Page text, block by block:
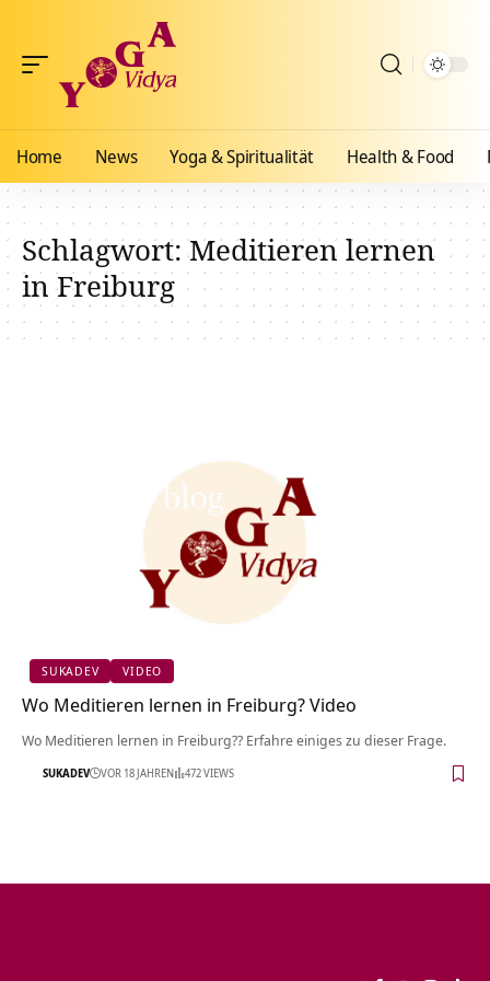
Home News Yoga & Spiritualität Health & Food
Schlagwort:Meditieren lernen
in Freiburg
SUKADEV VIDEO
Wo Meditieren lernen in Freiburg? Video
Wo Meditieren lernen in Freiburg?? Erfahre einiges zu dieser Frage.
SUKADEV VOR 18 JAHREN 472 VIEWS